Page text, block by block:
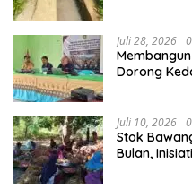
Juli 28, 2026
Membangun
Dorong
Juli 10, 2026
Stok
Bulan,